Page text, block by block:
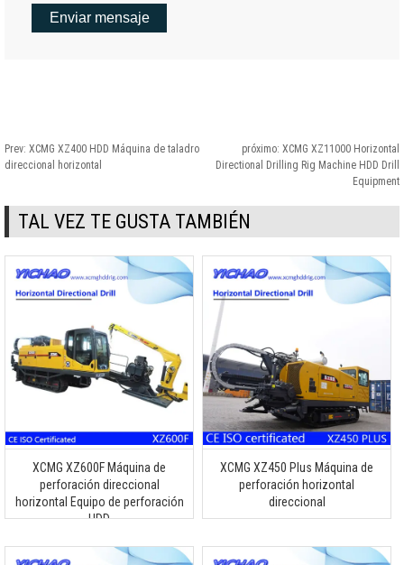
Prev: XCMG XZ400 HDD Máquina de taladro
direccional horizontal
próximo: XCMG XZ11000 Horizontal
Directional Drilling Rig Machine HDD Drill
Equipment
TAL VEZ TE GUSTA TAMBIÉN
XCMG XZ600F Máquina de
perforación direccional
horizontal Equipo de perforación
HDD
XCMG XZ450 Plus Máquina de
perforación horizontal
direccional